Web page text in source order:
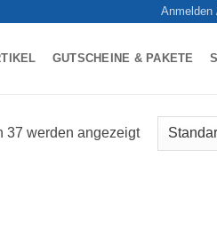
Anmelden
GUTSCHEINE & PAKETE
37 werden angezeigt